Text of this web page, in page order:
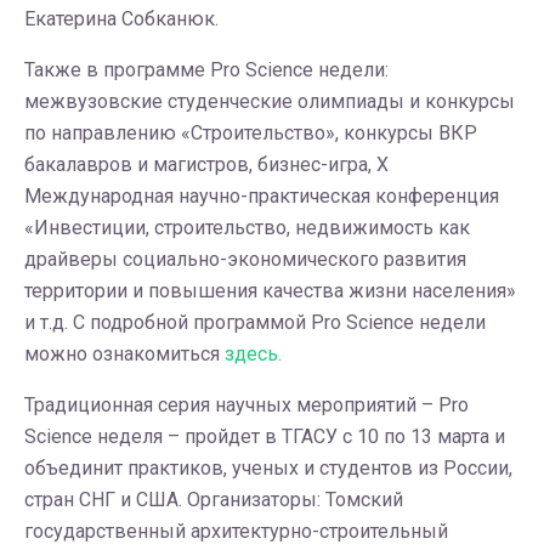
Екатерина Собканюк.
Также в программе Pro Science недели:
межвузовские студенческие олимпиады и конкурсы
по направлению «Строительство», конкурсы ВКР
бакалавров и магистров, бизнес-игра, Х
Международная научно-практическая конференция
«Инвестиции, строительство, недвижимость как
драйверы социально-экономического развития
территории и повышения качества жизни населения»
и т.д. С подробной программой Pro Science недели
можно ознакомиться здесь.
Традиционная серия научных мероприятий – Pro
Science неделя – пройдет в ТГАСУ с 10 по 13 марта и
объединит практиков, ученых и студентов из России,
стран СНГ и США. Организаторы: Томский
государственный архитектурно-строительный